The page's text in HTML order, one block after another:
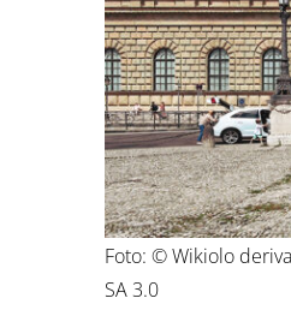
Foto: © Wikiolo
SA 3.0